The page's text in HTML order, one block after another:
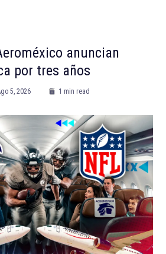
anuncian
por tres años
5, 2026 1 min read